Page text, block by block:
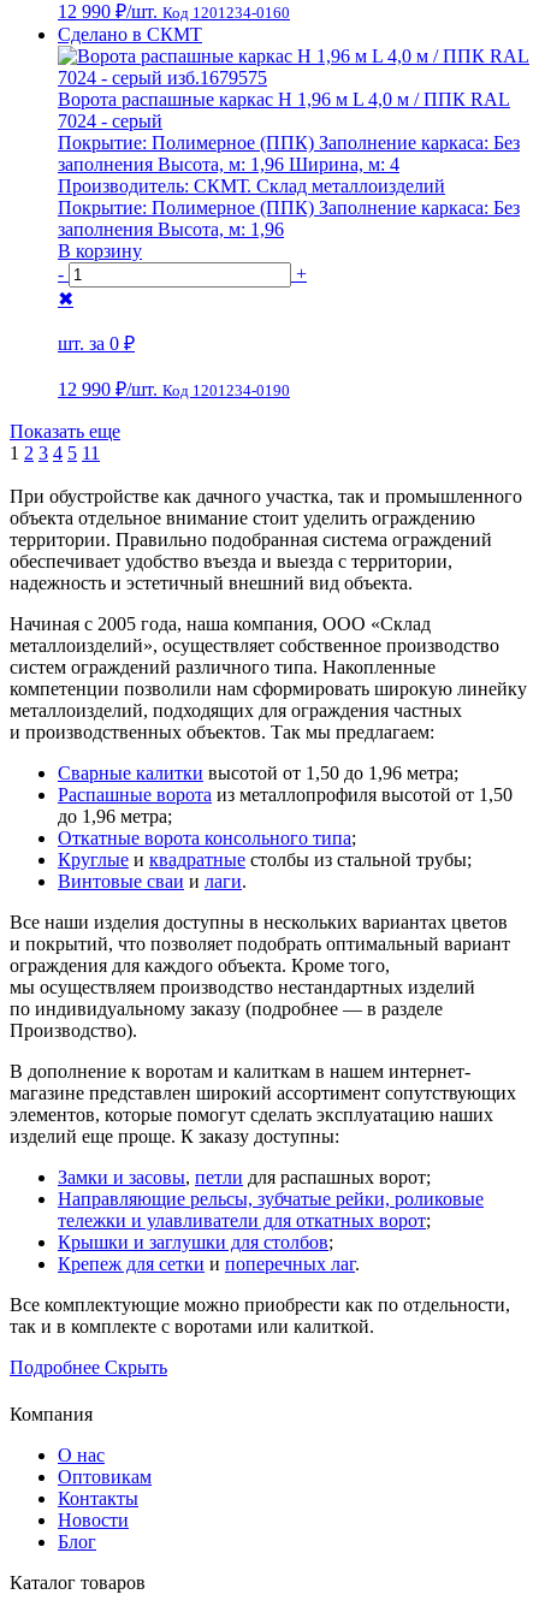
12 990 ₽/шт. Код 1201234-0160
Сделано в СКМТ
Ворота распашные каркас Н 1,96 м L 4,0 м / ППК RAL
7024 - серый
Покрытие: Полимерное (ППК) Заполнение каркаса: Без
заполнения Высота, м: 1,96 Ширина, м: 4
Производитель: СКМТ. Склад металлоизделий
Покрытие: Полимерное (ППК) Заполнение каркаса: Без
заполнения Высота, м: 1,96
В корзину
-
+
✖
шт. за 0 ₽
12 990 ₽/шт. Код 1201234-0190
Показать еще
1 2 3 4 5 11
При обустройстве как дачного участка, так и промышленного
объекта отдельное внимание стоит уделить ограждению
территории. Правильно подобранная система ограждений
обеспечивает удобство въезда и выезда с территории,
надежность и эстетичный внешний вид объекта.
Начиная с 2005 года, наша компания, ООО «Склад
металлоизделий», осуществляет собственное производство
систем ограждений различного типа. Накопленные
компетенции позволили нам сформировать широкую линейку
металлоизделий, подходящих для ограждения частных
и производственных объектов. Так мы предлагаем:
Сварные калитки высотой от 1,50 до 1,96 метра;
Распашные ворота из металлопрофиля высотой от 1,50
до 1,96 метра;
Откатные ворота консольного типа;
Круглые и квадратные столбы из стальной трубы;
Винтовые сваи и лаги.
Все наши изделия доступны в нескольких вариантах цветов
и покрытий, что позволяет подобрать оптимальный вариант
ограждения для каждого объекта. Кроме того,
мы осуществляем производство нестандартных изделий
по индивидуальному заказу (подробнее — в разделе
Производство).
В дополнение к воротам и калиткам в нашем интернет-
магазине представлен широкий ассортимент сопутствующих
элементов, которые помогут сделать эксплуатацию наших
изделий еще проще. К заказу доступны:
Замки и засовы, петли для распашных ворот;
Направляющие рельсы, зубчатые рейки, роликовые
тележки и улавливатели для откатных ворот;
Крышки и заглушки для столбов;
Крепеж для сетки и поперечных лаг.
Все комплектующие можно приобрести как по отдельности,
так и в комплекте с воротами или калиткой.
Подробнее Скрыть
Компания
О нас
Оптовикам
Контакты
Новости
Блог
Каталог товаров